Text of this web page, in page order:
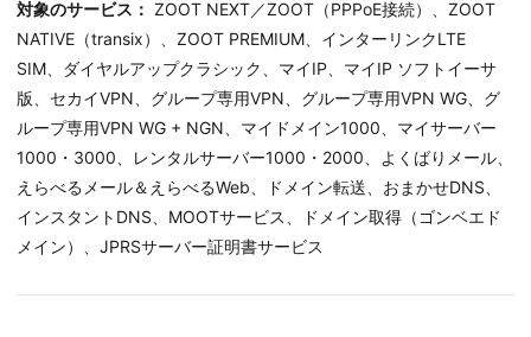
対象のサービス： ZOOT NEXT／ZOOT（PPPoE接続）、ZOOT
NATIVE（transix）、ZOOT PREMIUM、インターリンクLTE
SIM、ダイヤルアップクラシック、マイIP、マイIP ソフトイーサ
版、セカイVPN、グループ専用VPN、グループ専用VPN WG、グ
ループ専用VPN WG + NGN、マイドメイン1000、マイサーバー
1000・3000、レンタルサーバー1000・2000、よくばりメール、
えらべるメール＆えらべるWeb、ドメイン転送、おまかせDNS、
インスタントDNS、MOOTサービス、ドメイン取得（ゴンベエド
メイン）、JPRSサーバー証明書サービス